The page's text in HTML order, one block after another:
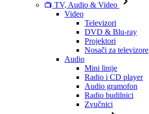
TV, Audio & Video
Video
Televizori
DVD & Blu-ray
Projektori
Nosači za televizore
Audio
Mini linije
Radio i CD player
Audio gramofon
Radio budilnici
Zvučnici